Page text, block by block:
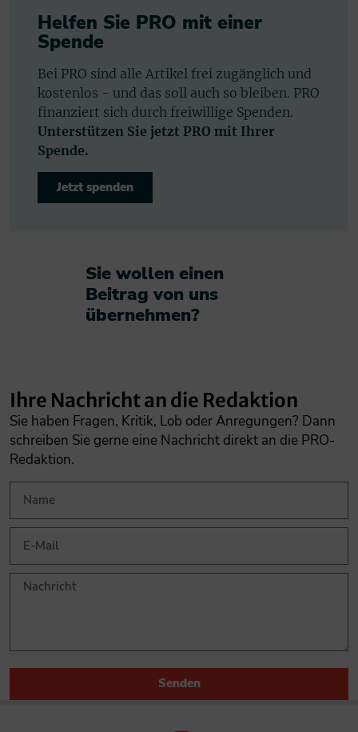
Helfen Sie PRO mit einer
Spende
Bei PRO sind alle Artikel frei zugänglich und
kostenlos - und das soll auch so bleiben. PRO
finanziert sich durch freiwillige Spenden.
Unterstützen Sie jetzt PRO mit Ihrer
Spende.
Jetzt spenden
Sie wollen einen
Beitrag von uns
übernehmen?​
Ihre Nachricht an die Redaktion
Sie haben Fragen, Kritik, Lob oder Anregungen? Dann
schreiben Sie gerne eine Nachricht direkt an die PRO-
Redaktion.
Senden